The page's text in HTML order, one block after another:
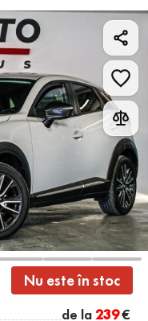
Nu este în stoc
de la239€